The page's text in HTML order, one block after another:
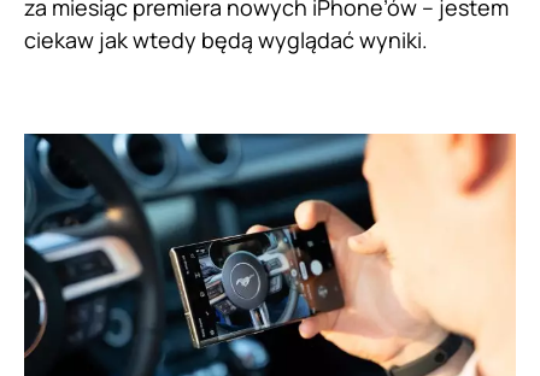
za miesiąc premiera nowych iPhone’ów – jestem
ciekaw jak wtedy będą wyglądać wyniki.